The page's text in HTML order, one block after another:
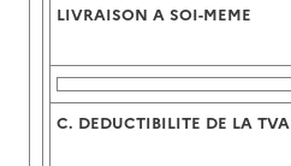
LIVRAISON A SOI-MEME
C. DEDUCTIBILITE DE LA